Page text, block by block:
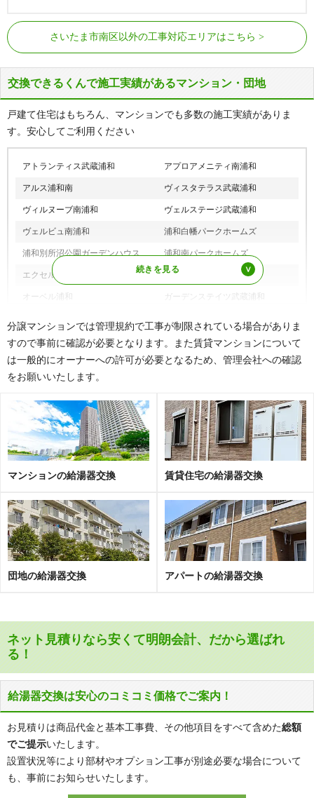
JR埼京線 武蔵浦和駅、中浦和駅
JR武蔵野線 武蔵浦和駅、南浦和駅
さいたま市南区以外の工事対応エリアはこちら
交換できるくんで施工実績があるマンション・団地
戸建て住宅はもちろん、マンションでも多数の施工実績がありま
す。安心してご利用ください
アトランティス武蔵浦和 アプロアメニティ南浦和
アルス浦和南 ヴィスタテラス武蔵浦和
ヴィルヌーブ南浦和 ヴェルステージ武蔵浦和
ヴェルビュ南浦和 浦和白幡パークホームズ
浦和別所沼公園ガーデンハウス 浦和南パークホームズ
エクセルコート東浦和 エンゼルハイム西浦和
オーベル浦和 ガーデンステイツ武蔵浦和
クリオ西浦和 クリオ南浦和
グローリオ武蔵浦和 コスモ浦和コンフォート
コスモヒルズ南浦和クラシオ
コスモ武蔵浦和エクセラ コスモ武蔵浦和キューブスクエア
コスモ武蔵浦和クレスト
コスモ武蔵浦和サウスビューコー
ト
コスモ武蔵浦和根岸 コスモ武蔵浦和パークステージ
ザ・ステイツ武蔵浦和 ザ・パークハウス武蔵浦和
サーパス武蔵浦和第三 サニークレスト武蔵浦和
サニーコート南浦和 白幡第2コーポサンキョー
ステイツ南浦和 セザール南浦和
ソルシェ武蔵浦和
デュオクラルテ南浦和
デュオヒルズ武蔵浦和 藤和シティホームズ武蔵浦和
ドラゴンマンション武蔵浦和 ナイスアーバン武蔵浦和
ヒューマンスクエア浦和メイフル
ヒルズ浦和根岸 ヒルズ浦和別所
ヒルズ南浦和パークグランデージ
分譲マンションでは管理規約で工事が制限されている場合がありま
すので事前に確認が必要となります。また賃貸マンションについて
は一般的にオーナーへの許可が必要となるため、管理会社への確認
をお願いいたします。
マンションの給湯器交換 賃貸住宅の給湯器交換
団地の給湯器交換 アパートの給湯器交換
ネット見積りなら安くて明朗会計、だから選ばれ
る！
給湯器交換は安心のコミコミ価格でご案内！
お見積りは商品代金と基本工事費、その他項目をすべて含めた総額
でご提示いたします。
設置状況等により部材やオプション工事が別途必要な場合について
も、事前にお知らせいたします。